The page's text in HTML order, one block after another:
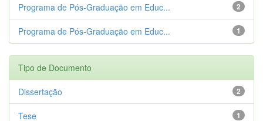
2
Programa de Pós-Graduação em Educ...
1
Programa de Pós-Graduação em Educ...
Tipo de Documento
2
Dissertação
1
Tese